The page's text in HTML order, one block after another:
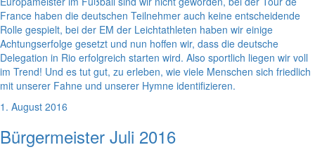
France haben die deutschen Teilnehmer auch keine entscheidende
Rolle gespielt, bei der EM der Leichtathleten haben wir einige
Achtungserfolge gesetzt und nun hoffen wir, dass die deutsche
Delegation in Rio erfolgreich starten wird. Also sportlich liegen wir voll
im Trend! Und es tut gut, zu erleben, wie viele Menschen sich friedlich
mit unserer Fahne und unserer Hymne identifizieren.
1. August 2016
Bürgermeister Juli 2016